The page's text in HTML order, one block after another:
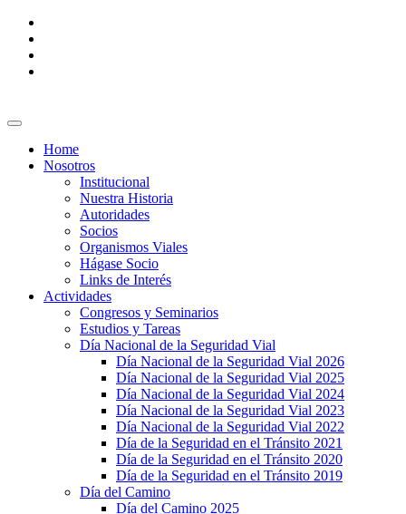
Home
Nosotros
Institucional
Nuestra Historia
Autoridades
Socios
Organismos Viales
Hágase Socio
Links de Interés
Actividades
Congresos y Seminarios
Estudios y Tareas
Día Nacional de la Seguridad Vial
Día Nacional de la Seguridad Vial 2026
Día Nacional de la Seguridad Vial 2025
Día Nacional de la Seguridad Vial 2024
Día Nacional de la Seguridad Vial 2023
Día Nacional de la Seguridad Vial 2022
Día de la Seguridad en el Tránsito 2021
Día de la Seguridad en el Tránsito 2020
Día de la Seguridad en el Tránsito 2019
Día del Camino
Día del Camino 2025